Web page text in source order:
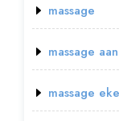
massage
massage
massage